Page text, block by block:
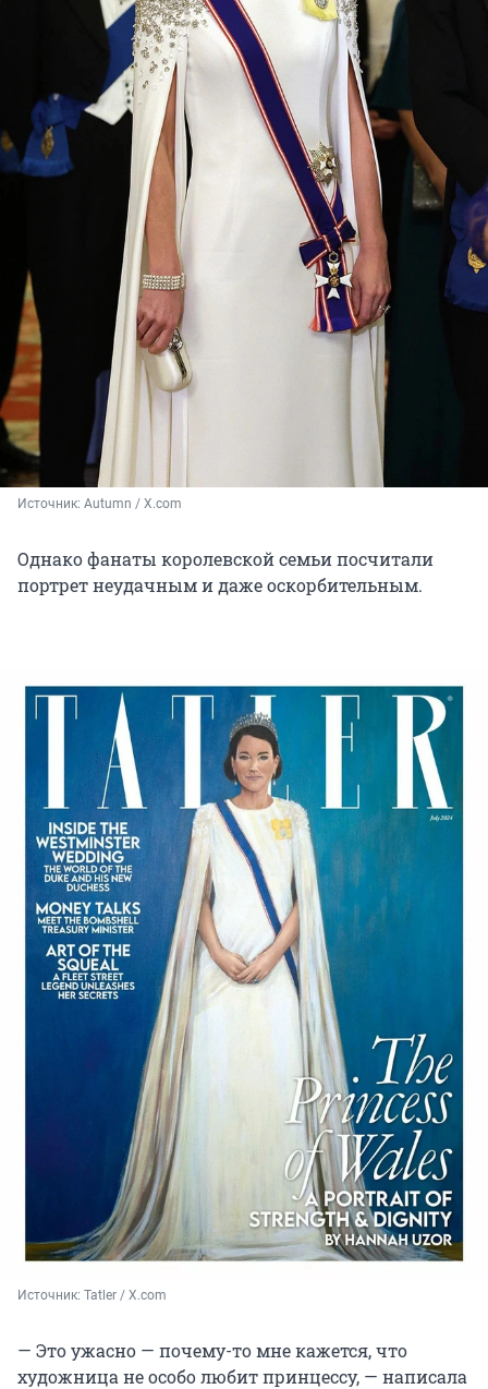
Источник: Autumn / X.com
Однако фанаты королевской семьи посчитали
портрет неудачным и даже оскорбительным.
Источник: Tatler / X.com
— Это ужасно — почему-то мне кажется, что
художница не особо любит принцессу, — написала